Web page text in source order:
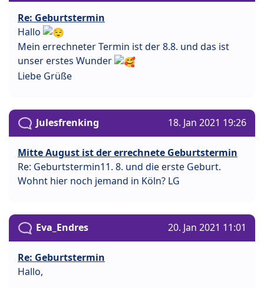
Re: Geburtstermin
Hallo
Mein errechneter Termin ist der 8.8. und das ist
unser erstes Wunder
Liebe Grüße
Julesfrenking 18. Jan 2021 19:26
Mitte August ist der errechnete Geburtstermin
Re: Geburtstermin11. 8. und die erste Geburt.
Wohnt hier noch jemand in Köln? LG
Eva_Endres 20. Jan 2021 11:01
Re: Geburtstermin
Hallo,